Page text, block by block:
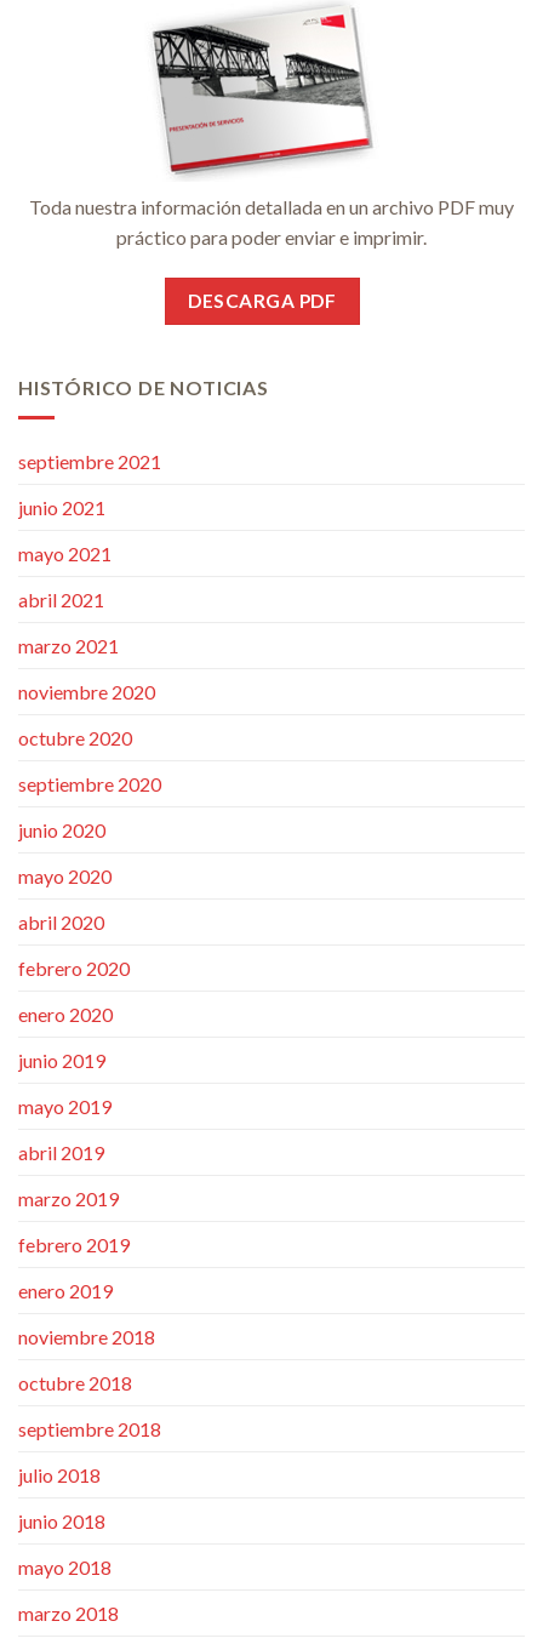
Toda nuestra información detallada en un archivo PDF muy
práctico para poder enviar e imprimir.
DESCARGA PDF
HISTÓRICO DE NOTICIAS
septiembre 2021
junio 2021
mayo 2021
abril 2021
marzo 2021
noviembre 2020
octubre 2020
septiembre 2020
junio 2020
mayo 2020
abril 2020
febrero 2020
enero 2020
junio 2019
mayo 2019
abril 2019
marzo 2019
febrero 2019
enero 2019
noviembre 2018
octubre 2018
septiembre 2018
julio 2018
junio 2018
mayo 2018
marzo 2018